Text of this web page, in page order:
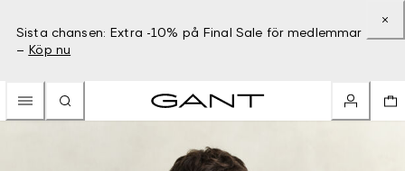
Sista chansen: Extra -10% på Final Sale för medlemmar
– Köp nu